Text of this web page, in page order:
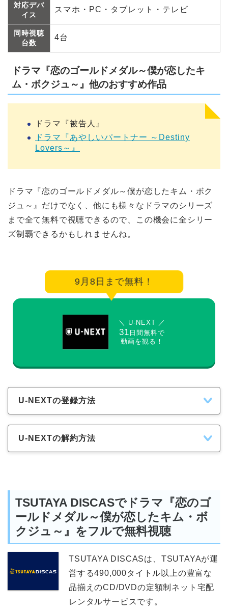
対応デバ
イス
スマホ・PC・タブレット・テレビ
同時視聴
台数
4台
ドラマ『恋のゴールドメダル～僕が恋したキ
ム・ボクジュ～』他のおすすめ作品
ドラマ『被告人』
ドラマ『あやしいパートナー ～Destiny
Lovers～』
ドラマ『恋のゴールドメダル～僕が恋したキム・ボク
ジュ～』だけでなく、他にも様々なドラマのシリーズ
まで全て無料で視聴できるので、この機会に全シリー
ズ制覇できるかもしれませんね。
9月8日まで無料！
＼ U-NEXT ／
31 日間無料で
動画を観る！
U-NEXTの登録方法
U-NEXTの解約方法
TSUTAYA DISCASでドラマ『恋のゴ
ールドメダル～僕が恋したキム・ボ
クジュ～』をフルで無料視聴
TSUTAYA DISCASは、TSUTAYAが運
営する490,000タイトル以上の豊富な
品揃えのCD/DVDの定額制ネット宅配
レンタルサービスです。